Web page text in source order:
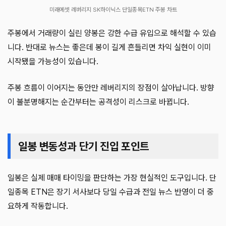
미래에셋 레버리지 SK하이닉스 단일종목ETN 주봉 차트
주봉에서 거래량이 실린 양봉은 강한 수급 유입으로 해석할 수 있습
니다. 반대로 뉴스는 좋은데 봉이 길게 흔들리면 차익 실현이 이미
시작됐을 가능성이 있습니다.
주봉 흐름이 이어지는 동안만 레버리지의 장점이 살아납니다. 방향
이 불분명해지는 순간부터는 공격성이 리스크로 바뀝니다.
일봉 변동성과 단기 진입 포인트
일봉은 실제 매매 타이밍을 판단하는 가장 현실적인 도구입니다. 단
일종목 ETN은 장기 서사보다 당일 수급과 전일 뉴스 반영이 더 중
요하게 작동합니다.